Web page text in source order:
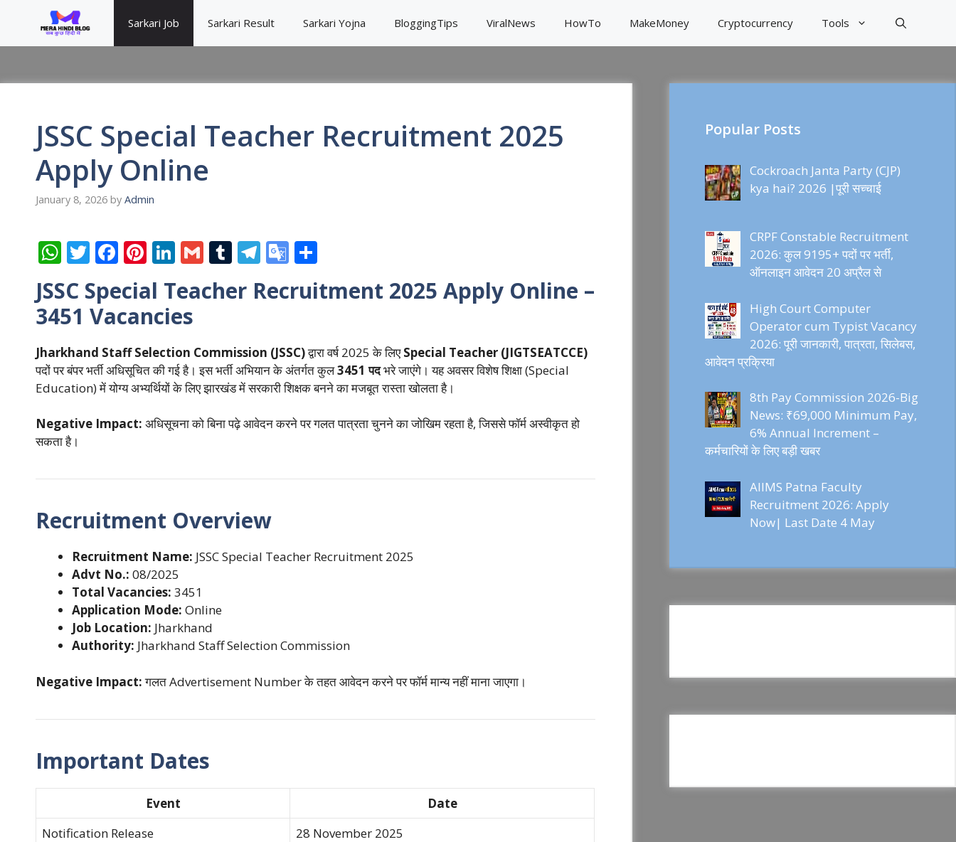
content
Sarkari Job Sarkari Result Sarkari Yojna BloggingTips ViralNews HowTo MakeMoney Cryptocurrency Tools
JSSC Special Teacher Recruitment 2025
Apply Online
January 8, 2026 by Admin
W
h
at
s
A
p
p
T
w
itt
er
F
ac
e
b
o
o
k
Pi
nt
er
e
st
Li
n
k
e
dI
n
G
m
ai
T
m
r
T
el
e
a
m
G
o
e
Tr
a
n
sl
e
ar
JSSC Special Teacher Recruitment 2025 Apply Online –
3451 Vacancies
Jharkhand Staff Selection Commission (JSSC)द्वारा वर्ष 2025 के लिएSpecial Teacher (JIGTSEATCCE)
पदों पर बंपर भर्ती अधिसूचित की गई है। इस भर्ती अभियान के अंतर्गत कुल3451 पदभरे जाएंगे। यह अवसर विशेष शिक्षा (Special
Education) में योग्य अभ्यर्थियों के लिए झारखंड में सरकारी शिक्षक बनने का मजबूत रास्ता खोलता है।
Negative Impact: अधिसूचना को बिना पढ़े आवेदन करने पर गलत पात्रता चुनने का जोखिम रहता है, जिससे फॉर्म अस्वीकृत हो
सकता है।
Recruitment Overview
Recruitment Name: JSSC Special Teacher Recruitment 2025
Advt No.: 08/2025
Total Vacancies: 3451
Application Mode: Online
Job Location: Jharkhand
Authority: Jharkhand Staff Selection Commission
Negative Impact:गलत Advertisement Number के तहत आवेदन करने पर फॉर्म मान्य नहीं माना जाएगा।
Important Dates
Event
Date
Notification Release
28 November 2025
Popular Posts
Cockroach Janta Party (CJP)
kya hai? 2026 |पूरी सच्चाई
CRPF Constable Recruitment
2026: कुल 9195+ पदों पर भर्ती,
ऑनलाइन आवेदन 20 अप्रैल से
High Court Computer
Operator cum Typist Vacancy
2026: पूरी जानकारी, पात्रता, सिलेबस,
आवेदन प्रक्रिया
8th Pay Commission 2026-Big
News: ₹69,000 Minimum Pay,
6% Annual Increment –
कर्मचारियों के लिए बड़ी खबर
AIIMS Patna Faculty
Recruitment 2026: Apply
Now| Last Date 4 May